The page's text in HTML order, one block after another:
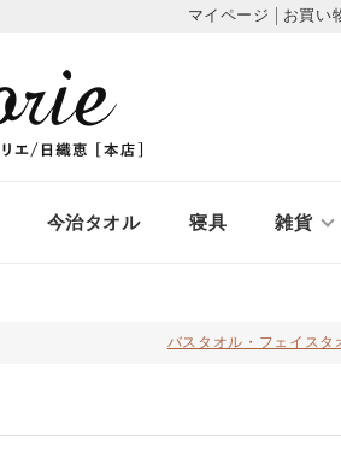
マイページ お買い
今治タオル 寝具 雑貨
バスタオル・フェイスタ